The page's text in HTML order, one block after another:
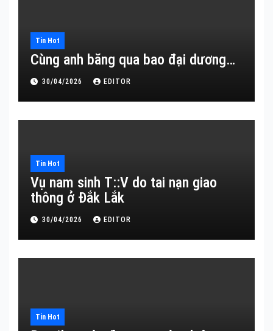
Tin Hot
Cùng anh băng qua bao đại dương…
30/04/2026 EDITOR
Tin Hot
Vụ nam sinh T::V do tai nạn giao
thông ở Đắk Lắk
30/04/2026 EDITOR
Tin Hot